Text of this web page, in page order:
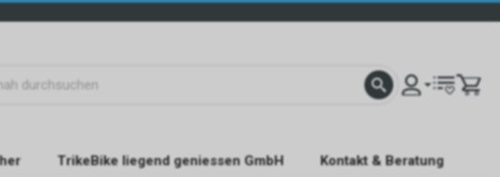
TrikeBike liegend geniessen GmbH Kontakt & Beratung